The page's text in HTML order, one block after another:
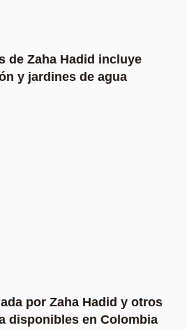
de Zaha Hadid incluye
y jardines de agua
por Zaha Hadid y otros
disponibles en Colombia